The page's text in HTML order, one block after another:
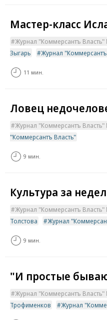
Мастер-класс
Журнал "Коммерсантъ Власть"
Зыгарь
Журнал
11 мин.
Ловец
Журнал "Коммерсантъ Власть"
"Коммерсантъ Власть"
9 мин.
Культура за
Журнал "Коммерсантъ Власть"
Толстова
Журнал
9 мин.
"И простые
Журнал "Коммерсантъ Власть"
Трофименков
Журнал